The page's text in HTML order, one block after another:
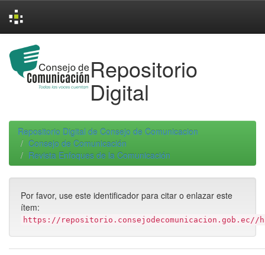
navigation
Repositorio
Digital
Repositorio Digital de Consejo de Comunicacion
Consejo de Comunicación
Revista Enfoques de la Comunicación
Por favor, use este identificador para citar o enlazar este
ítem:
https://repositorio.consejodecomunicacion.gob.ec//